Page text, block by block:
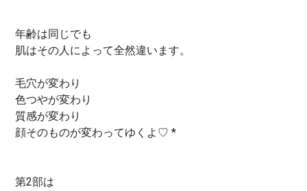
年齢は同じでも
肌はその人によって全然違います。
毛穴が変わり
色つやが変わり
質感が変わり
顔そのものが変わってゆくよ♡ *
第2部は